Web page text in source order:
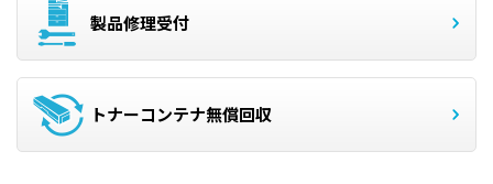
製品修理受付
トナーコンテナ無償回収